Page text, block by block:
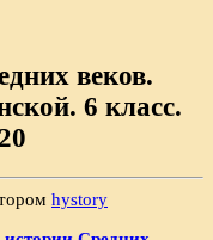
веков.
6 класс.
hystory